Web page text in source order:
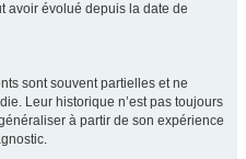
avoir évolué depuis la date de
sont souvent partielles et ne
Leur historique n’est pas toujours
à partir de son expérience